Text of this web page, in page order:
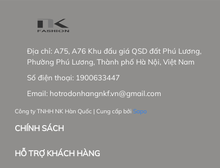
- Sáng lập bởi Ông LEE YUN HYEONG đến từ Hàn
Nam
- Sau gần 10 năm hoạt động công ty đã có:
+ 15 showrooms trên toàn quốc
+ Hơn 30 đại lí phân phối độc quyền
- Tầm nhìn chiến lược trong tương lai:
+ NK sẽ phủ sóng các showrooms trong nước
Địa chỉ: A75, A76 Khu đấu giá QSD đất Phú Lương,
Phường Phú Lương, Thành phố Hà Nội, Việt Nam
Số điện thoại: 1900633447
Email: hotrodonhangnkf.vn@gmail.com
Công ty TNHH NK Hàn Quốc | Cung cấp bởi Sapo
CHÍNH SÁCH
HỖ TRỢ KHÁCH HÀNG